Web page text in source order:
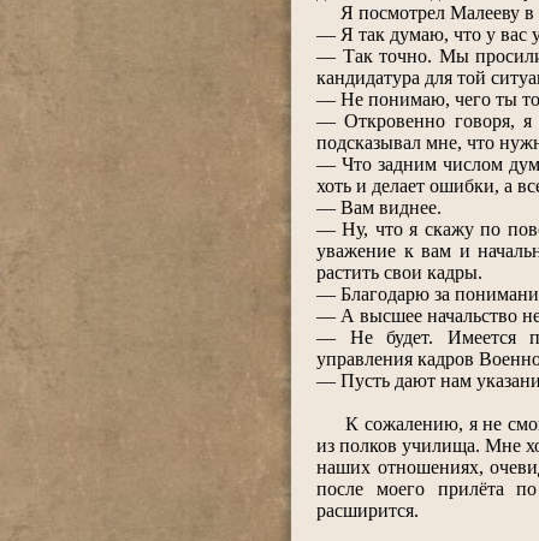
Я посмотрел Малееву в
― Я так думаю, что у вас
― Так точно. Мы просили
кандидатура для той
― Не понимаю, чего ты
― Откровенно говоря, я
подсказывал мне, что
― Что задним числом
хоть и делает ошибки, а
― Вам виднее.
― Ну, что я скажу по
уважение к вам и
растить свои кадры.
― Благодарю за
― А высшее начальство не
― Не будет. Имеется
управления кадров
― Пусть дают нам
К сожалению, я не смог
из полков училища. Мне
наших отношениях,
после моего прилёта
расширится.